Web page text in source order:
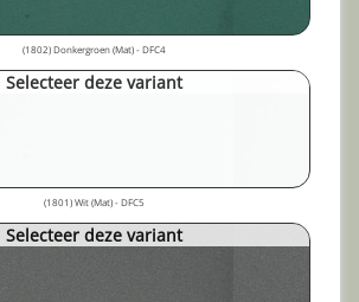
(1802) Donkergroen (Mat) - DFC4
Selecteer deze variant
(1801) Wit (Mat) - DFC5
Selecteer deze variant